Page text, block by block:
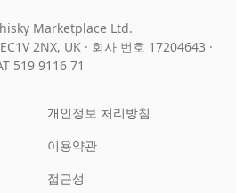
Marketplace Ltd.
2NX, UK · 회사 번호 17204643 ·
519 9116 71
개인정보 처리방침
이용약관
접근성